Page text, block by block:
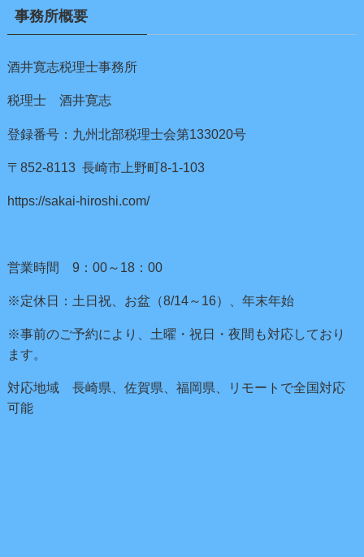
事務所概要
酒井寛志税理士事務所
税理士 酒井寛志
登録番号：九州北部税理士会第133020号
〒852-8113 長崎市上野町8-1-103
https://sakai-hiroshi.com/
営業時間 9：00～18：00
※定休日：土日祝、お盆（8/14～16）、年末年始
※事前のご予約により、土曜・祝日・夜間も対応しており
ます。
対応地域 長崎県、佐賀県、福岡県、リモートで全国対応
可能